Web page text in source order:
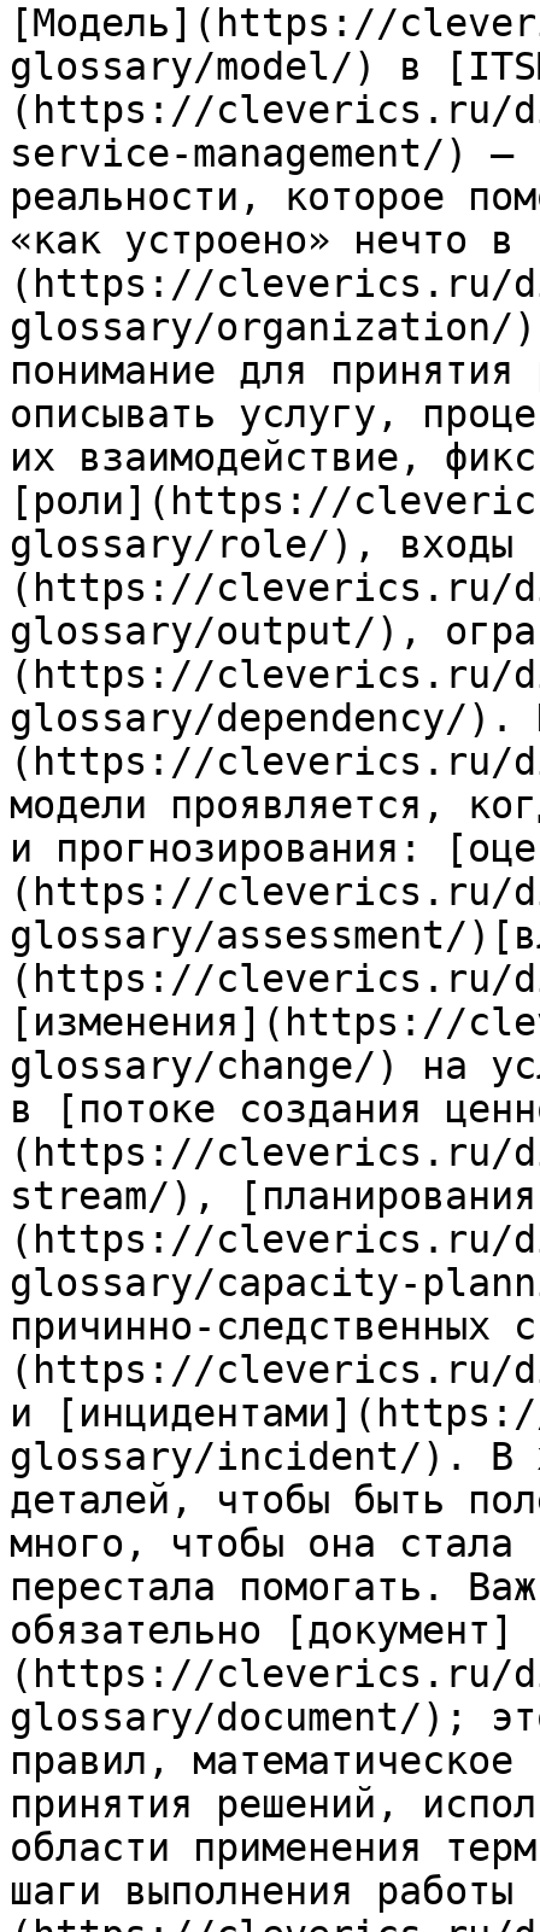
[Модель](https://
glossary/model/) в
(https://cleverics.ru/
service-management/) —
реальности, которое
«как устроено» нечто в
(https://cleverics.ru/
glossary/organization/),
понимание для
описывать услугу,
их взаимодействие,
[роли](https://
glossary/role/), входы
(https://cleverics.ru/
glossary/output/),
(https://cleverics.ru/
glossary/dependency/).
(https://cleverics.ru/
модели проявляется,
и прогнозирования:
(https://cleverics.ru/
glossary/assessment/
(https://cleverics.ru/
[изменения](https://
glossary/change/) на
в [потоке создания
(https://cleverics.ru/
stream/),
(https://cleverics.ru/
glossary/capacity-
причинно-следственных
(https://cleverics.ru/
и
glossary/incident/). В
деталей, чтобы быть
много, чтобы она стала
перестала помогать.
обязательно [документ]
(https://cleverics.ru/
glossary/document/);
правил, математическое
принятия решений,
области применения
шаги выполнения